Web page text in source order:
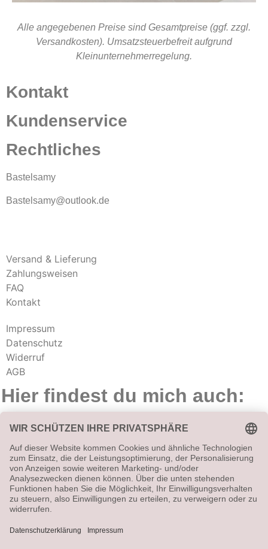
Alle angegebenen Preise sind Gesamtpreise (ggf. zzgl.
Versandkosten). Umsatzsteuerbefreit aufgrund
Kleinunternehmerregelung.
Kontakt
Kundenservice
Rechtliches
Bastelsamy
Bastelsamy@outlook.de
Versand & Lieferung
Zahlungsweisen
FAQ
Kontakt
Impressum
Datenschutz
Widerruf
AGB
Hier findest du mich auch: